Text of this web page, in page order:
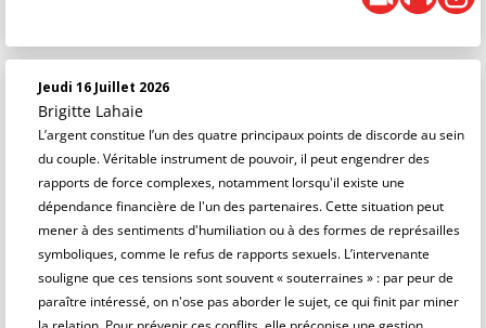
Jeudi 16 Juillet 2026
Brigitte Lahaie
L’argent constitue l’un des quatre principaux points de discorde au sein
du couple. Véritable instrument de pouvoir, il peut engendrer des
rapports de force complexes, notamment lorsqu'il existe une
dépendance financière de l'un des partenaires. Cette situation peut
mener à des sentiments d'humiliation ou à des formes de représailles
symboliques, comme le refus de rapports sexuels. L’intervenante
souligne que ces tensions sont souvent « souterraines » : par peur de
paraître intéressé, on n'ose pas aborder le sujet, ce qui finit par miner